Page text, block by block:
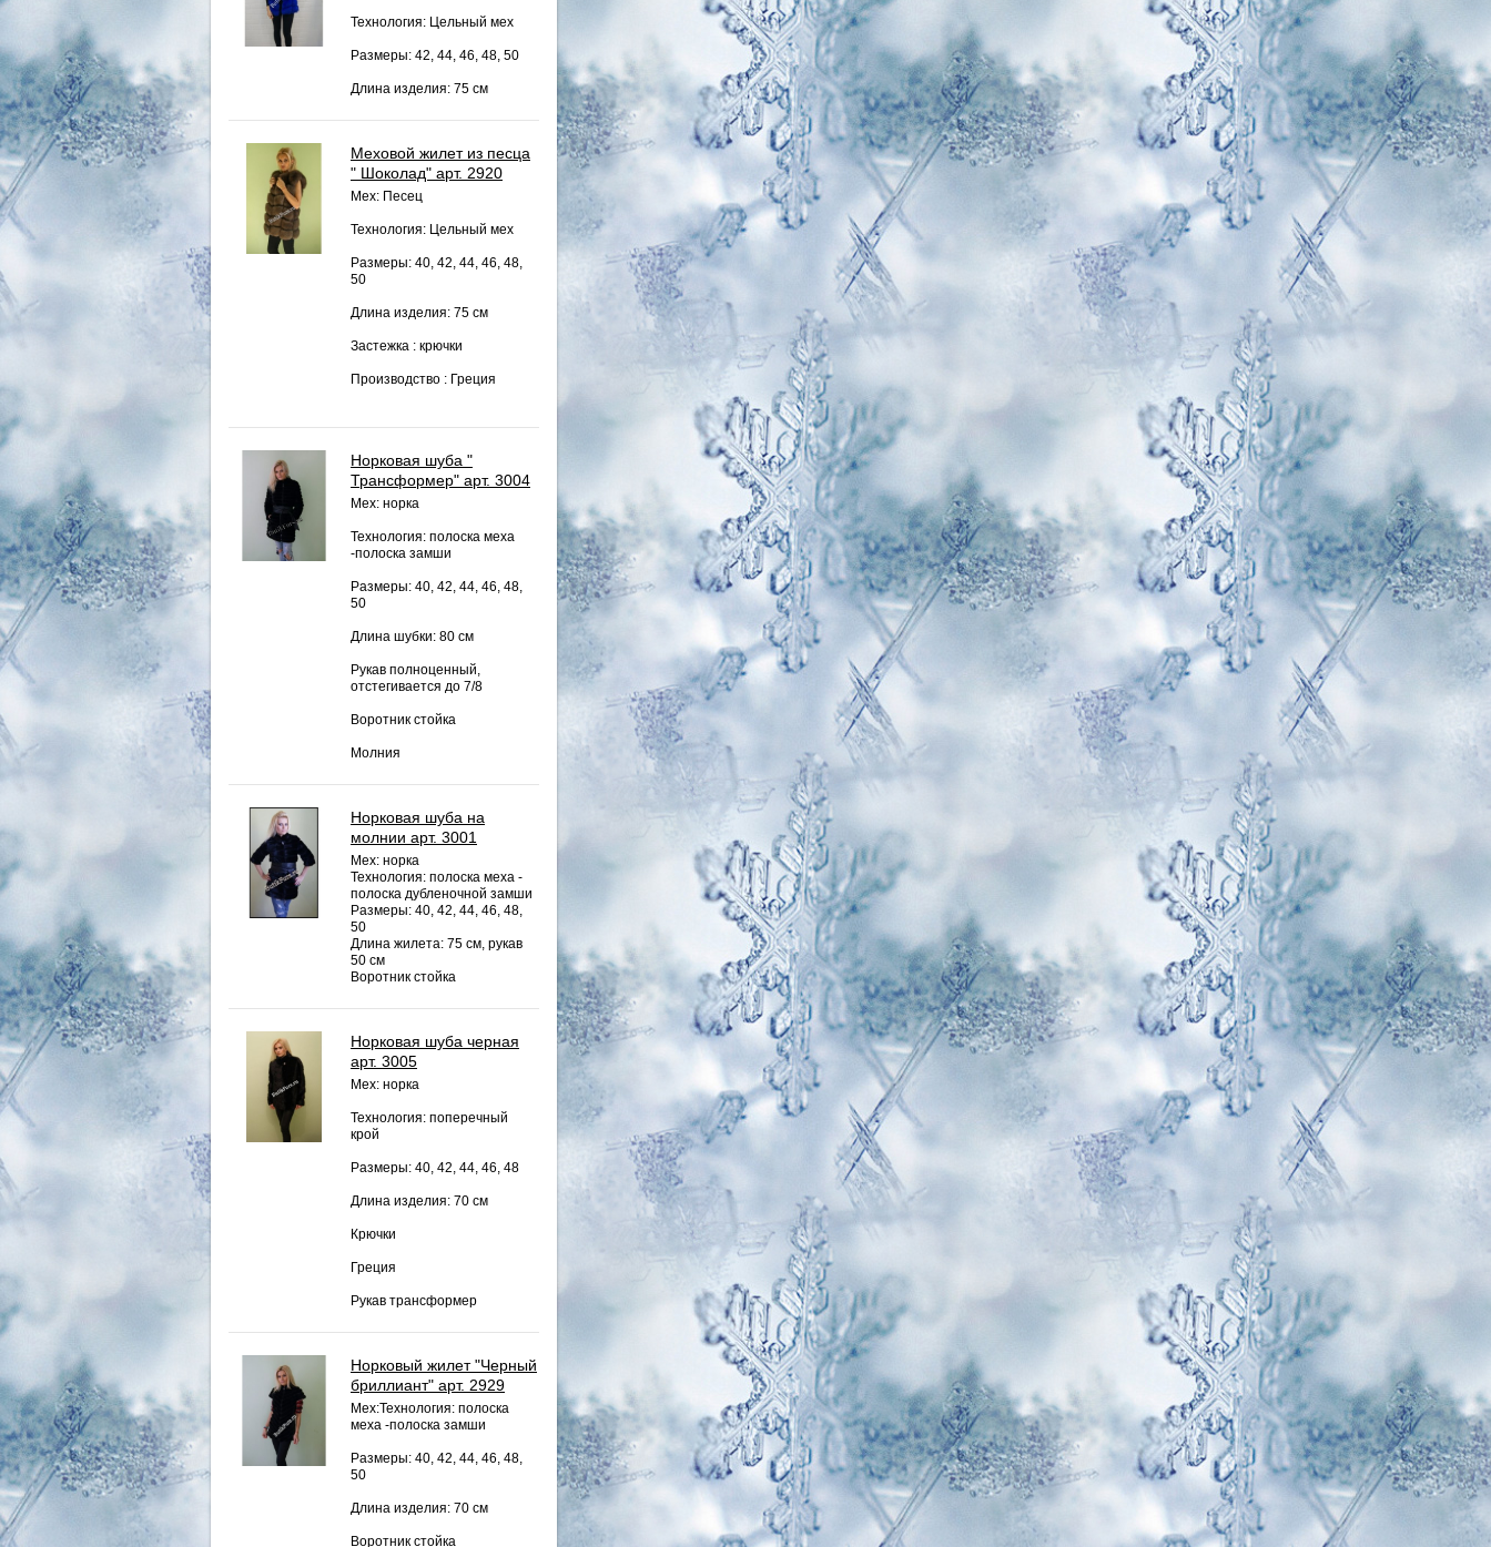
Технология: Цельный мех
Размеры: 42, 44, 46, 48, 50
Длина изделия: 75 см
Меховой жилет из песца
" Шоколад" арт. 2920
Мех: Песец
Технология: Цельный мех
Размеры: 40, 42, 44, 46, 48,
50
Длина изделия: 75 см
Застежка : крючки
Производство : Греция
Норковая шуба "
Трансформер" арт. 3004
Мех: норка
Технология: полоска меха
-полоска замши
Размеры: 40, 42, 44, 46, 48,
50
Длина шубки: 80 см
Рукав полноценный,
отстегивается до 7/8
Воротник стойка
Молния
Норковая шуба на
молнии арт. 3001
Мех: норка
Технология: полоска меха -
полоска дубленочной замши
Размеры: 40, 42, 44, 46, 48,
50
Длина жилета: 75 см, рукав
50 см
Воротник стойка
Норковая шуба черная
арт. 3005
Мех: норка
Технология: поперечный
крой
Размеры: 40, 42, 44, 46, 48
Длина изделия: 70 см
Крючки
Греция
Рукав трансформер
Норковый жилет "Черный
бриллиант" арт. 2929
Мех:Технология: полоска
меха -полоска замши
Размеры: 40, 42, 44, 46, 48,
50
Длина изделия: 70 см
Воротник стойка